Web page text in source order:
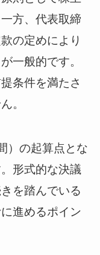
方、代表取締
の定めにより
一般的です。
条件を満たさ
。
）の起算点とな
形式的な決議
を踏んでいる
進めるポイン